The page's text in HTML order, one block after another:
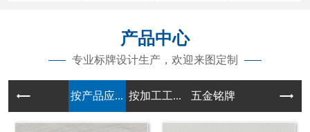
产品中心
专业标牌设计生产，欢迎来图定制
按产品应... 按加工工... 五金铭牌